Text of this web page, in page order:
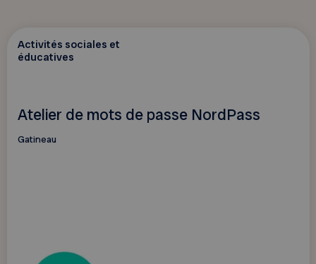
Activités sociales et
éducatives
Atelier de mots de passe NordPass
Gatineau